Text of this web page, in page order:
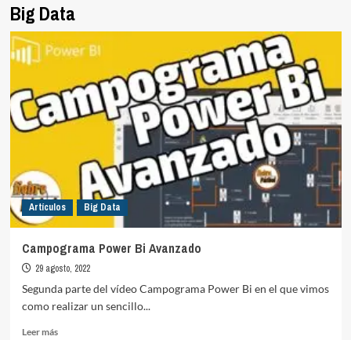
Big Data
Artículos Big Data
Campograma Power Bi Avanzado
29 agosto, 2022
Segunda parte del vídeo Campograma Power Bi en el que vimos
como realizar un sencillo...
Leer másLeer